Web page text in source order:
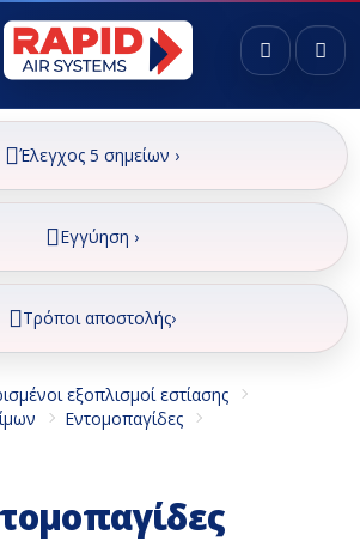
Έλεγχος 5 σημείων ›
Εγγύηση ›
Τρόποι αποστολής›
εξοπλισμοί εστίασης
Εντομοπαγίδες